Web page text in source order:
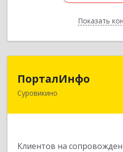
ПоказатьНазад
ПорталИнфо
Суровикино
Клиентов на
404414, г.Суровкино